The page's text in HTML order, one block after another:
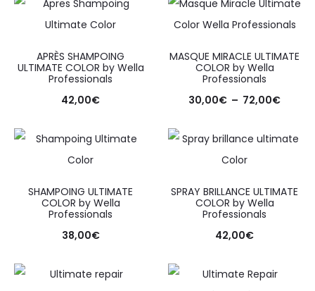
APRÈS SHAMPOING
ULTIMATE COLOR by Wella
Professionals
42,00€
MASQUE MIRACLE ULTIMATE
COLOR by Wella
Professionals
30,00€ – 72,00€
SHAMPOING ULTIMATE
COLOR by Wella
Professionals
38,00€
SPRAY BRILLANCE ULTIMATE
COLOR by Wella
Professionals
42,00€